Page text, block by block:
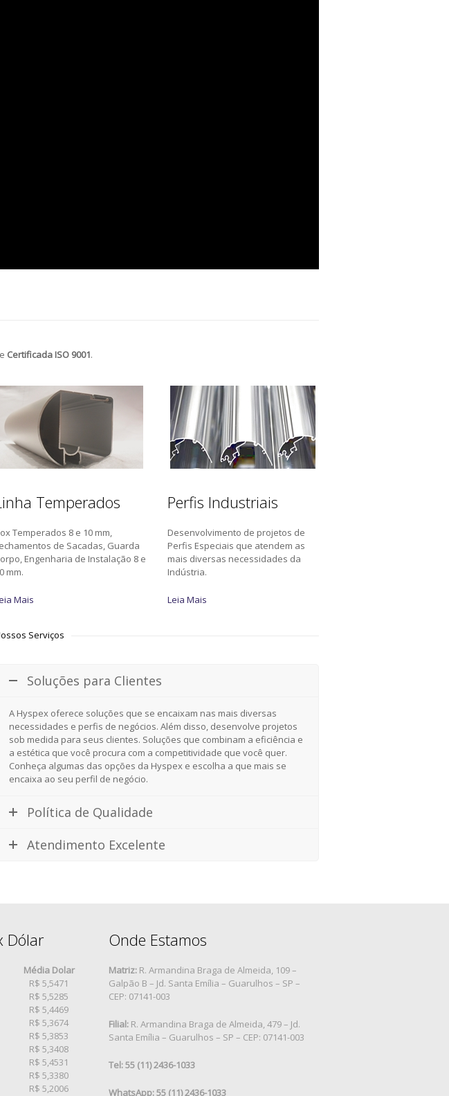
Certificada ISO 9001.
Temperados
Temperados 8 e 10 mm,
de Sacadas, Guarda
Engenharia de Instalação 8 e
mm.
Mais
Perfis Industriais
Desenvolvimento de projetos de
Perfis Especiais que atendem as
mais diversas necessidades da
Indústria.
Leia Mais
Serviços
Soluções para Clientes
A Hyspex oferece soluções que se encaixam nas mais diversas
necessidades e perfis de negócios. Além disso, desenvolve projetos
sob medida para seus clientes. Soluções que combinam a eficiência e
a estética que você procura com a competitividade que você quer.
Conheça algumas das opções da Hyspex e escolha a que mais se
encaixa ao seu perfil de negócio.
Política de Qualidade
Atendimento Excelente
Dólar
Média Dolar
R$ 5,5471
R$ 5,5285
R$ 5,4469
R$ 5,3674
R$ 5,3853
R$ 5,3408
R$ 5,4531
R$ 5,3380
R$ 5,2006
Onde Estamos
Matriz: R. Armandina Braga de Almeida, 109 –
Galpão B – Jd. Santa Emília – Guarulhos – SP –
CEP: 07141-003
Filial: R. Armandina Braga de Almeida, 479 – Jd.
Santa Emília – Guarulhos – SP – CEP: 07141-003
Tel: 55 (11) 2436-1033
WhatsApp: 55 (11) 2436-1033